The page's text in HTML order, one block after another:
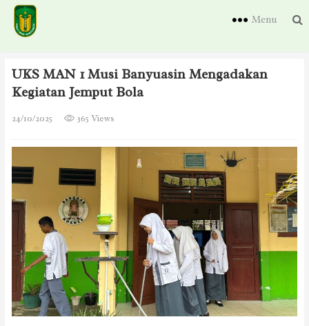
Menu
UKS MAN 1 Musi Banyuasin Mengadakan
Kegiatan Jemput Bola
24/10/2025 365 Views